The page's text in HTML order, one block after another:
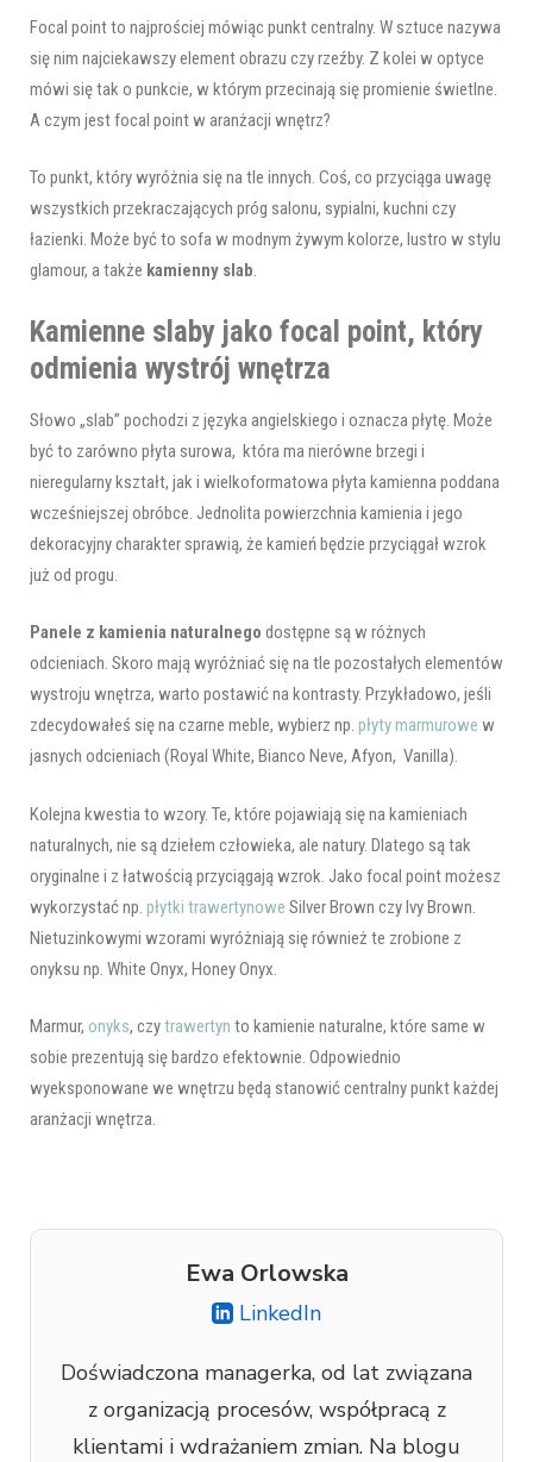
Focal point to najprościej mówiąc punkt centralny. W sztuce nazywa
się nim najciekawszy element obrazu czy rzeźby. Z kolei w optyce
mówi się tak o punkcie, w którym przecinają się promienie świetlne.
A czym jest focal point w aranżacji wnętrz?
To punkt, który wyróżnia się na tle innych. Coś, co przyciąga uwagę
wszystkich przekraczających próg salonu, sypialni, kuchni czy
łazienki. Może być to sofa w modnym żywym kolorze, lustro w stylu
glamour, a także kamienny slab.
Kamienne slaby jako focal point, który
odmienia wystrój wnętrza
Słowo „slab” pochodzi z języka angielskiego i oznacza płytę. Może
być to zarówno płyta surowa, która ma nierówne brzegi i
nieregularny kształt, jak i wielkoformatowa płyta kamienna poddana
wcześniejszej obróbce. Jednolita powierzchnia kamienia i jego
dekoracyjny charakter sprawią, że kamień będzie przyciągał wzrok
już od progu.
Panele z kamienia naturalnego dostępne są w różnych
odcieniach. Skoro mają wyróżniać się na tle pozostałych elementów
wystroju wnętrza, warto postawić na kontrasty. Przykładowo, jeśli
zdecydowałeś się na czarne meble, wybierz np. płyty marmurowe w
jasnych odcieniach (Royal White, Bianco Neve, Afyon, Vanilla).
Kolejna kwestia to wzory. Te, które pojawiają się na kamieniach
naturalnych, nie są dziełem człowieka, ale natury. Dlatego są tak
oryginalne i z łatwością przyciągają wzrok. Jako focal point możesz
wykorzystać np. płytki trawertynowe Silver Brown czy Ivy Brown.
Nietuzinkowymi wzorami wyróżniają się również te zrobione z
onyksu np. White Onyx, Honey Onyx.
Marmur, onyks, czytrawertyn to kamienie naturalne, które same w
sobie prezentują się bardzo efektownie. Odpowiednio
wyeksponowane we wnętrzu będą stanowić centralny punkt każdej
aranżacji wnętrza.
Ewa Orlowska
LinkedIn
Doświadczona managerka, od lat związana
z organizacją procesów, współpracą z
klientami i wdrażaniem zmian. Na blogu